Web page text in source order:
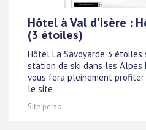
Hôtel à Val d'Isère :
(3 étoiles)
Hôtel La Savoyarde 3 étoiles
station de ski dans les Alpes
vous fera pleinement profiter
le site
Site perso